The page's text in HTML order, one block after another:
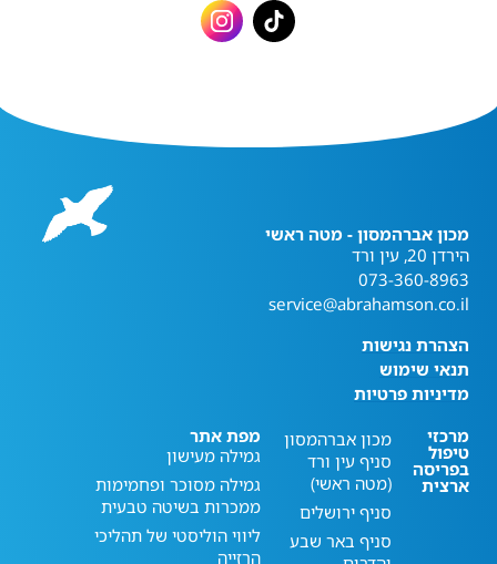
מכון אברהמסון - מטה ראשי
הירדן 20, עין ורד
073-360-8963
service@abrahamson.co.il
הצהרת נגישות
תנאי שימוש
מדיניות פרטיות
מרכזי
טיפול
בפריסה
ארצית
מכון אברהמסון
סניף עין ורד
(מטה ראשי)
סניף ירושלים
סניף באר שבע
מפת אתר
גמילה מעישון
גמילה מסוכר ופחמימות
ממכרות בשיטה טבעית
ליווי הוליסטי של תהליכי
הרזייה